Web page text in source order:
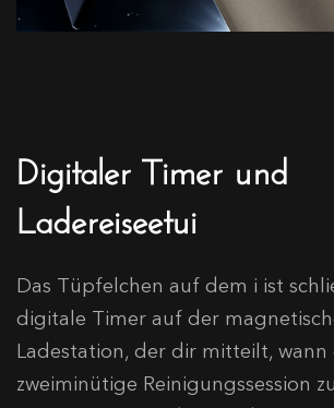
Digitaler Timer und
Ladereiseetui
Das Tüpfelchen auf dem i ist
digitale Timer auf der
Ladestation, der dir mitteilt, wann
zweiminütige Reinigungssession